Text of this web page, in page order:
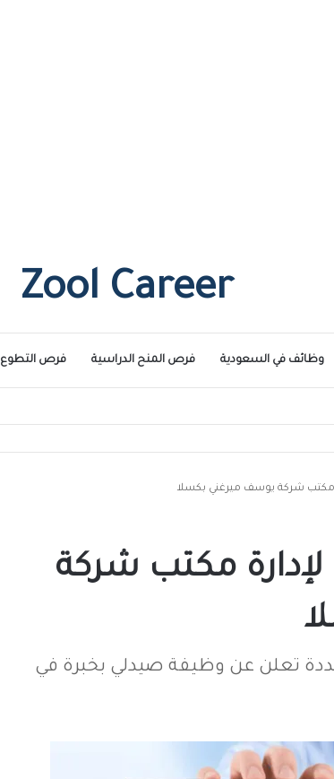
Zool Career
وظائف في السعودية فرص المنح الدراسية فرص التطوع
الحلويات والمخبوزات في مدينة أبها
شركة يوسف ميرغني بكسلا
مكتب شركة
تعلن عن وظيفة صيدلي بخبرة في